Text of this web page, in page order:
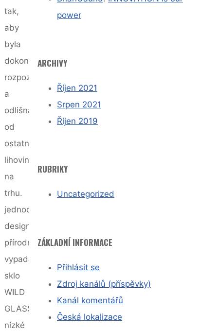
tak,
aby
byla
dokonale
rozpoznatelná
a
odlišná
od
ostatních
lihovin
na
trhu.
jednoduchý
design
přírodně
vypadající
sklo
WILD
GLASS
nízké
power
ARCHIVY
Říjen 2021
Srpen 2021
Říjen 2019
RUBRIKY
Uncategorized
ZÁKLADNÍ INFORMACE
Přihlásit se
Zdroj kanálů (příspěvky)
Kanál komentářů
Česká lokalizace